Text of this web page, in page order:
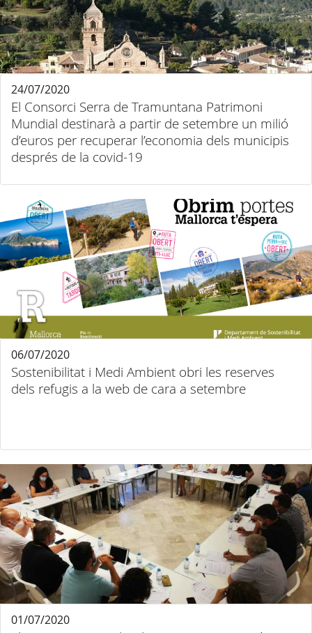
El Consorci Serra de Tramuntana Patrimoni
Mundial destinarà a partir de setembre un milió
d’euros per recuperar l’economia dels municipis
després de la covid-19
24/07/2020
Sostenibilitat i Medi Ambient obri les reserves
dels refugis a la web de cara a setembre
06/07/2020
01/07/2020